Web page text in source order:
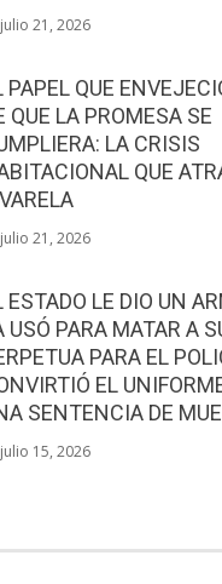
julio 21, 2026
PAPEL QUE
QUE LA PROMESA SE
LA CRISIS
QUE
julio 21, 2026
ESTADO LE DIO UN
USÓ PARA MATAR A
PARA EL
EL
SENTENCIA DE
julio 15, 2026